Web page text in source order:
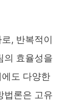
, 반복적이
의 효율성을
도 다양한
법론은 고유